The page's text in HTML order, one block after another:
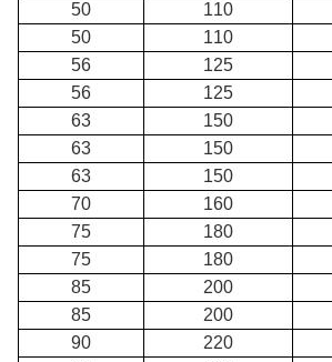
110
50
110
50
125
56
125
56
150
63
150
63
150
63
160
70
180
75
180
75
200
85
200
85
220
90